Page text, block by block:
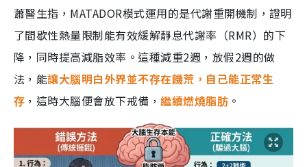
蕭醫生指，MATADOR模式運用的是代謝重開機制，證明
了間歇性熱量限制能有效緩解靜息代謝率（RMR）的下
降，同時提高減脂效率。這種減重2週，放假2週的做
法，能讓大腦明白外界並不存在饑荒，自己能正常生
存 ，這時大腦便會放下戒備，繼續燃燒脂肪 。